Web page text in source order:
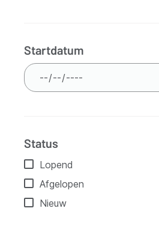
Startdatum
Status
Lopend
Afgelopen
Nieuw